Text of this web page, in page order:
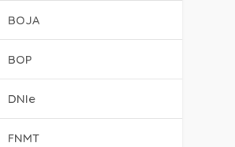
BOJA
BOP
DNIe
FNMT